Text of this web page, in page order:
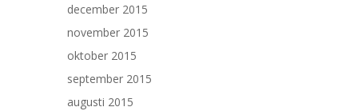
december 2015
november 2015
oktober 2015
september 2015
augusti 2015